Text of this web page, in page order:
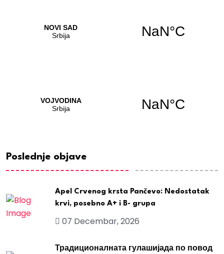
Poslednje objave
Apel Crvenog krsta Pančevo: Nedostatak
krvi, posebno A+ i B- grupa
07 Decembar, 2026
Традиционалната гулашијада по повод